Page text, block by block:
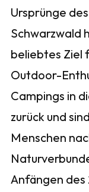
Ursprünge
Schwarzwald
beliebtes Ziel
Outdoor-
Campings in
zurück und
Menschen
Anfängen